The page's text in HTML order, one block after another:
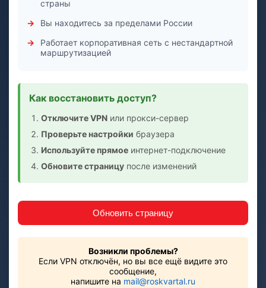
страны
Вы находитесь за пределами России
Работает корпоративная сеть с нестандартной
маршрутизацией
Как восстановить доступ?
Отключите VPN или прокси-сервер
Проверьте настройки браузера
Используйте прямое интернет-подключение
Обновите страницу после изменений
Обновить страницу
Возникли проблемы?
Если VPN отключён, но вы все ещё видите это
сообщение,
напишите на mail@roskvartal.ru